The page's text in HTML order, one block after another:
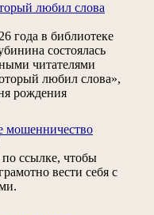
любил слова
года в библиотеке
состоялась
читателями
любил слова»,
рождения
мошенничество
ссылке, чтобы
вести себя с